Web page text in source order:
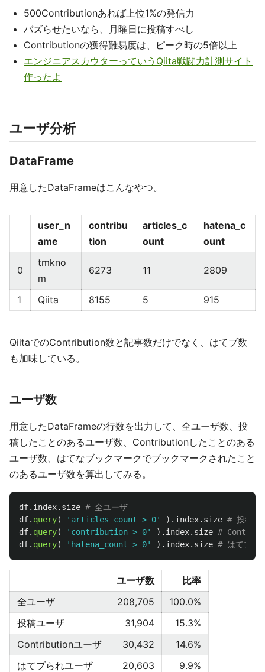
500Contributionあれば上位1%の発信力
バズらせたいなら、月曜日に投稿すべし
Contributionの獲得難易度は、ピーク時の5倍以上
エンジニアスカウターっていうQiita戦闘力計測サイト
作ったよ
ユーザ分析
DataFrame
用意したDataFrameはこんなやつ。
user_n
ame
contribu
tion
articles_c
ount
hatena_c
ount
0
tmkno
m
6273 11 2809
1 Qiita 8155 5 915
QiitaでのContribution数と記事数だけでなく、はてブ数
も加味している。
ユーザ数
用意したDataFrameの行数を出力して、全ユーザ数、投
稿したことのあるユーザ数、Contributionしたことのある
ユーザ数、はてなブックマークでブックマークされたこと
のあるユーザ数を算出してみる。
df. index. size
df. query( ' articles_count > 0' ). index. size
df. query( ' contribution > 0' ). index. size
df. query( ' hatena_count > 0' ). index. size
ユーザ数
比率
全ユーザ
208,705
100.0%
投稿ユーザ
31,904
15.3%
Contributionユーザ
30,432
14.6%
はてブられユーザ
20,603 9.9%